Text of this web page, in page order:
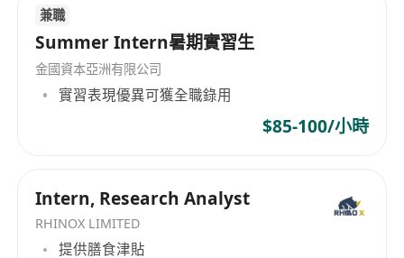
兼職
Summer Intern暑期實習生
金國資本亞洲有限公司
實習表現優異可獲全職錄用
$85-100/小時
Intern, Research Analyst
RHINOX LIMITED
提供膳食津貼